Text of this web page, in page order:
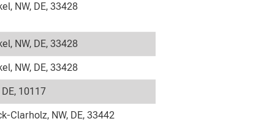
NW, DE, 33428
NW, DE, 33428
NW, DE, 33428
10117
Clarholz, NW, DE, 33442